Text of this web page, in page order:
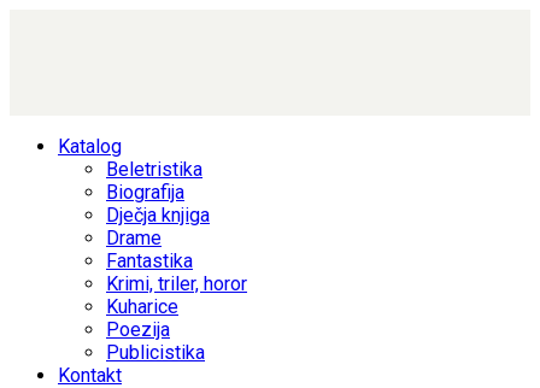
Katalog
Beletristika
Biografija
Dječja knjiga
Drame
Fantastika
Krimi, triler, horor
Kuharice
Poezija
Publicistika
Kontakt